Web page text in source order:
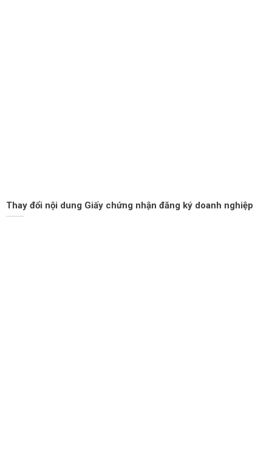
Thay đổi nội dung Giấy chứng nhận đăng ký doanh nghiệp